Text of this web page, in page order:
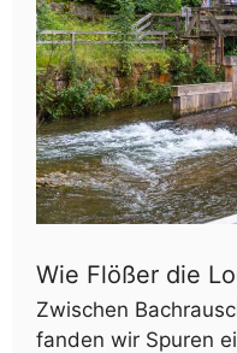
Wie Flößer die
Zwischen
fanden wir Spuren